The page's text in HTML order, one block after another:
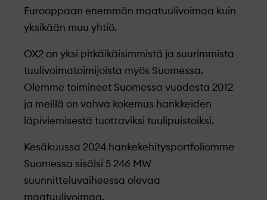
Eurooppaan enemmän maatuulivoimaa kuin
yksikään muu yhtiö.
OX2 on yksi pitkäikäisimmistä ja suurimmista
tuulivoimatoimijoista myös Suomessa.
Olemme toimineet Suomessa vuodesta 2012
ja meillä on vahva kokemus hankkeiden
läpiviemisestä tuottaviksi tuulipuistoiksi.
Kesäkuussa 2024 hankekehitysportfoliomme
Suomessa sisälsi 5 246 MW
suunnitteluvaiheessa olevaa
maatuulivoimaa.